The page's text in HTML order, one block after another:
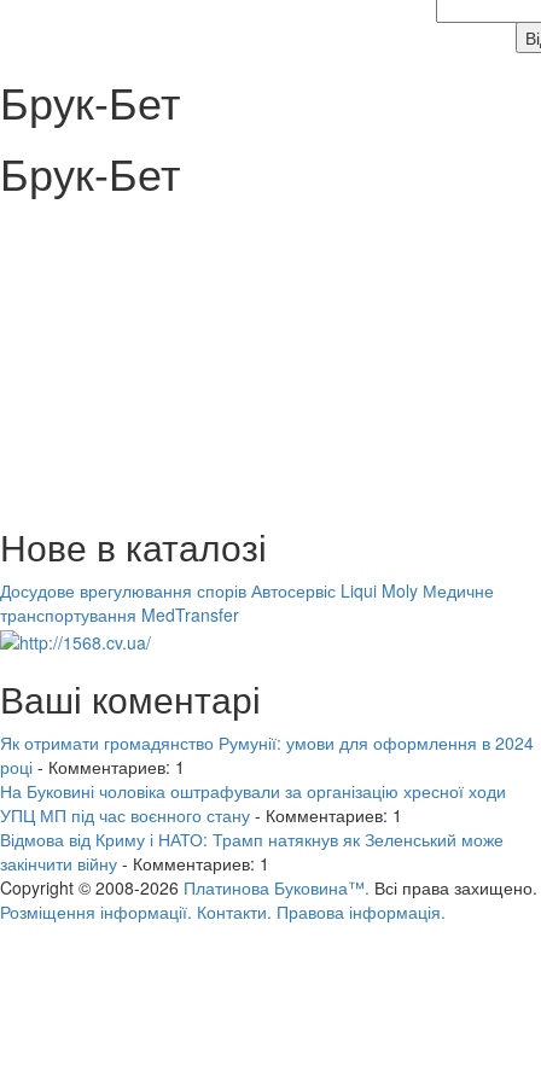
Брук-Бет
Брук-Бет
Нове в каталозі
Досудове врегулювання спорів Автосервіс Liqui Moly Медичне
транспортування MedTransfer
Ваші коментарі
Як отримати громадянство Румунії: умови для оформлення в 2024
році - Комментариев: 1
На Буковині чоловіка оштрафували за організацію хресної ходи
УПЦ МП під час воєнного стану - Комментариев: 1
Відмова від Криму і НАТО: Трамп натякнув як Зеленський може
закінчити війну - Комментариев: 1
Copyright © 2008-2026 Платинова Буковина™. Всі права захищено.
Розміщення інформації. Контакти. Правова інформація.